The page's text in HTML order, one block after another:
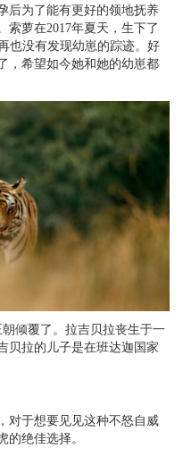
后为了能有更好的领地抚养
索萝在2017年夏天，生下了
也没有发现幼崽的踪迹。好
，希望如今她和她的幼崽都
倾覆了。拉吉贝拉丧生于一
贝拉的儿子是在班达迦国家
对于想要见见这种不怒自威
的绝佳选择。